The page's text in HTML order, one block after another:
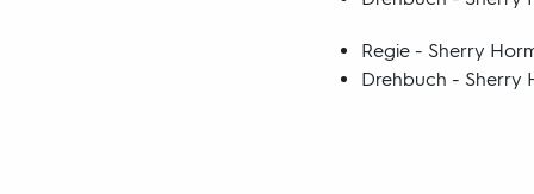
Regie - Sherry
Drehbuch - Sherry